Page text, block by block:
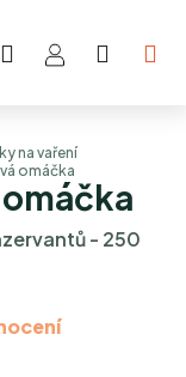
Hledat
na vaření
omáčka
- 250